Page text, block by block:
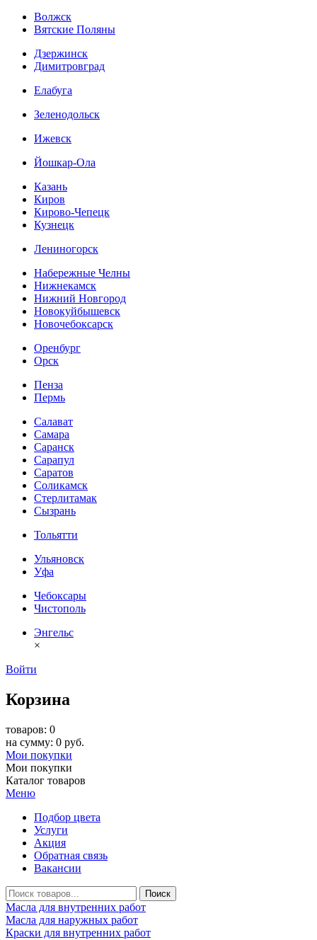
Волжск
Вятские Поляны
Дзержинск
Димитровград
Елабуга
Зеленодольск
Ижевск
Йошкар-Ола
Казань
Киров
Кирово-Чепецк
Кузнецк
Лениногорск
Набережные Челны
Нижнекамск
Нижний Новгород
Новокуйбышевск
Новочебоксарск
Оренбург
Орск
Пенза
Пермь
Салават
Самара
Саранск
Сарапул
Саратов
Соликамск
Стерлитамак
Сызрань
Тольятти
Ульяновск
Уфа
Чебоксары
Чистополь
Энгельс
×
Войти
Корзина
товаров: 0
на сумму: 0 руб.
Мои покупки
Мои покупки
Каталог товаров
Меню
Подбор цвета
Услуги
Акция
Обратная связь
Вакансии
Масла для внутренних работ
Масла для наружных работ
Краски для внутренних работ